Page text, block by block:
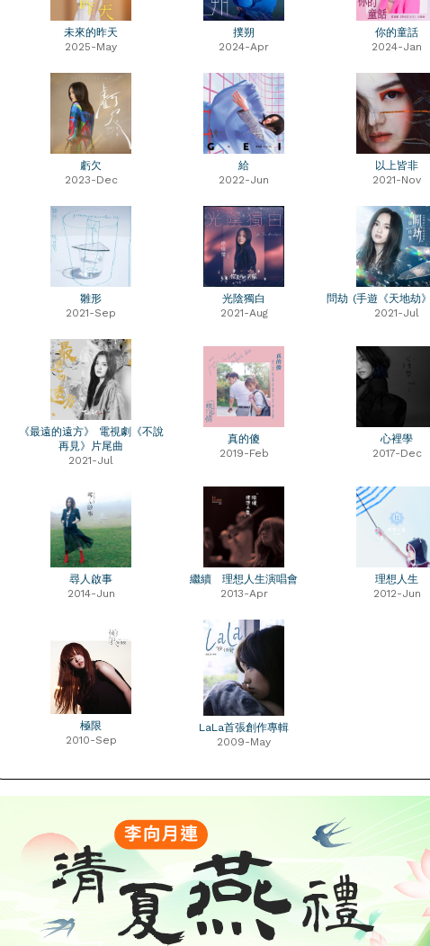
未來的昨天
2025-May
撲朔
2024-Apr
你的童話
2024-Jan
虧欠
2023-Dec
給
2022-Jun
以上皆非
2021-Nov
雛形
2021-Sep
光陰獨白
2021-Aug
問劫 (手遊《天地劫
2021-Jul
《最遠的遠方》 電視劇《不說
再見》片尾曲
2021-Jul
真的傻
2019-Feb
心裡學
2017-Dec
尋人啟事
2014-Jun
繼續 理想人生演唱會
2013-Apr
理想人生
2012-Jun
極限
2010-Sep
LaLa首張創作專輯
2009-May